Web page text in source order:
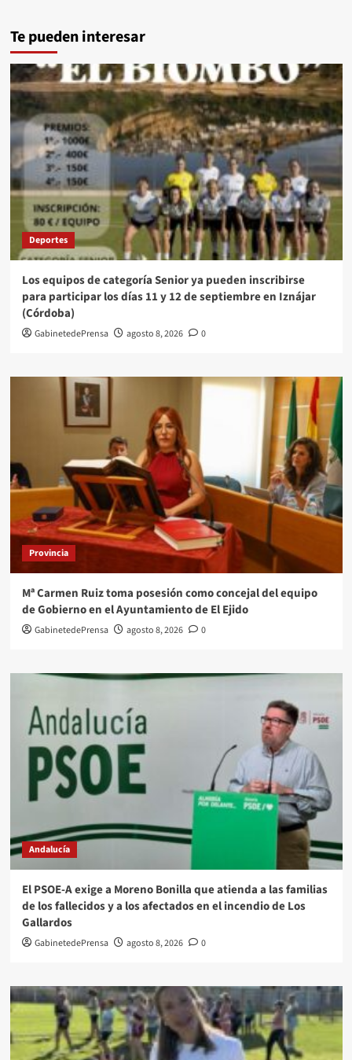
Te pueden interesar
Deportes
Los equipos de categoría Senior ya pueden inscribirse
para participar los días 11 y 12 de septiembre en Iznájar
(Córdoba)
GabinetedePrensa agosto 8, 2026 0
Provincia
Mª Carmen Ruiz toma posesión como concejal del equipo
de Gobierno en el Ayuntamiento de El Ejido
GabinetedePrensa agosto 8, 2026 0
Andalucía
El PSOE-A exige a Moreno Bonilla que atienda a las familias
de los fallecidos y a los afectados en el incendio de Los
Gallardos
GabinetedePrensa agosto 8, 2026 0